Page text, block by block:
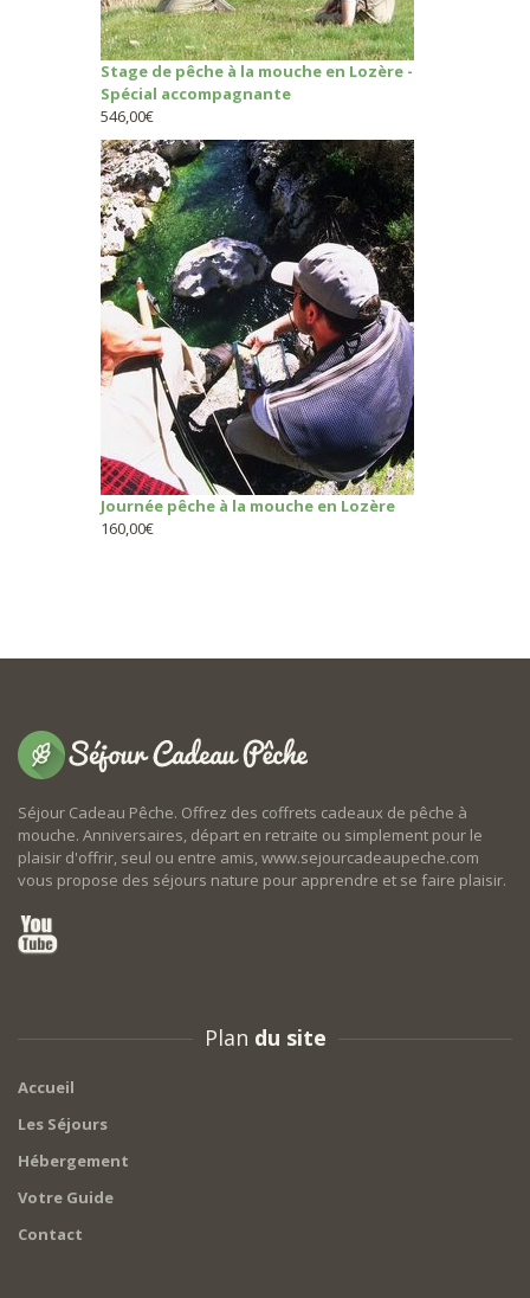
Stage de pêche à la mouche en Lozère -
Spécial accompagnante
546,00€
Journée pêche à la mouche en Lozère
160,00€
Séjour Cadeau Pêche. Offrez des coffrets cadeaux de pêche à
mouche. Anniversaires, départ en retraite ou simplement pour le
plaisir d'offrir, seul ou entre amis, www.sejourcadeaupeche.com
vous propose des séjours nature pour apprendre et se faire plaisir.
Plan du site
Accueil
Les Séjours
Hébergement
Votre Guide
Contact